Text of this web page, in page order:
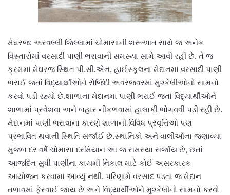
મેઘરજ: અરવલ્લી જિલ્લામાં ચોમાસાની શરૂઆત સાથે જ અનેક
વિસ્તારોમાં વરસાદી પાણી ભરાવાની સમસ્યા સામે આવી રહી છે. તે જ
ક્રમમાં મેઘરજ સ્થિત પી.સી.એન. હાઈસ્કૂલના મેદાનમાં વરસાદી પાણી
ભરાઈ જતાં વિદ્યાર્થીઓને રોજિંદી અવરજવરમાં મુશ્કેલીઓનો સામનો
કરવો પડી રહ્યો છે.શાળાના મેદાનમાં પાણી ભરાઈ જતાં વિદ્યાર્થીઓને
શાળામાં પ્રવેશવા અને બહાર નીકળવામાં હાલાકી ભોગવવી પડી રહી છે.
મેદાનમાં પાણી ભરાવાના કારણે શાળાની વિવિધ પ્રવૃત્તિઓ પણ
પ્રભાવિત થવાની સ્થિતિ સર્જાઈ છે.સ્થાનિકો અને વાલીઓના જણાવ્યા
મુજબ દર વર્ષે ચોમાસા દરમિયાન આ જ સમસ્યા સર્જાય છે, છતાં
આજદિન સુધી પાણીના કાયમી નિકાલ માટે કોઈ અસરકારક
આયોજન કરવામાં આવ્યું નથી. પરિણામે વરસાદ પડતાં જ મેદાન
તળાવમાં ફેરવાઈ જાય છે અને વિદ્યાર્થીઓને મુશ્કેલીનો સામનો કરવો